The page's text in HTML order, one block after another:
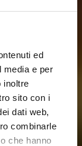
ed
media e per
inoltre
sito con i
dati web,
combinarle
che hanno